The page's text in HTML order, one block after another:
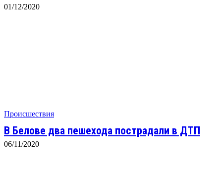
01/12/2020
Происшествия
В Белове два пешехода пострадали в ДТП
06/11/2020